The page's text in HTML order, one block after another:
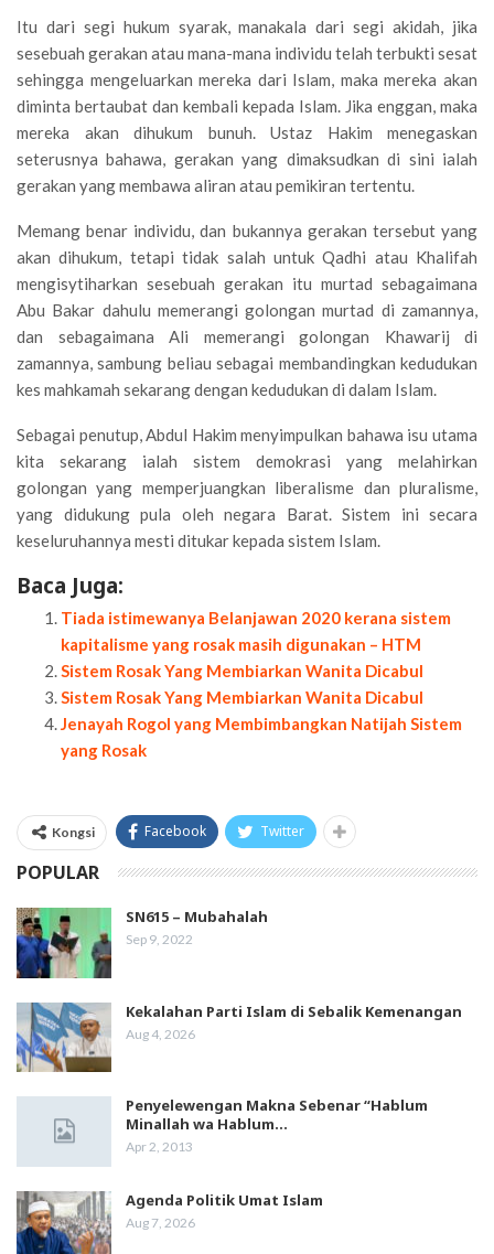
Itu dari segi hukum syarak, manakala dari segi akidah, jika
sesebuah gerakan atau mana-mana individu telah terbukti sesat
sehingga mengeluarkan mereka dari Islam, maka mereka akan
diminta bertaubat dan kembali kepada Islam. Jika enggan, maka
mereka akan dihukum bunuh. Ustaz Hakim menegaskan
seterusnya bahawa, gerakan yang dimaksudkan di sini ialah
gerakan yang membawa aliran atau pemikiran tertentu.
Memang benar individu, dan bukannya gerakan tersebut yang
akan dihukum, tetapi tidak salah untuk Qadhi atau Khalifah
mengisytiharkan sesebuah gerakan itu murtad sebagaimana
Abu Bakar dahulu memerangi golongan murtad di zamannya,
dan sebagaimana Ali memerangi golongan Khawarij di
zamannya, sambung beliau sebagai membandingkan kedudukan
kes mahkamah sekarang dengan kedudukan di dalam Islam.
Sebagai penutup, Abdul Hakim menyimpulkan bahawa isu utama
kita sekarang ialah sistem demokrasi yang melahirkan
golongan yang memperjuangkan liberalisme dan pluralisme,
yang didukung pula oleh negara Barat. Sistem ini secara
keseluruhannya mesti ditukar kepada sistem Islam.
Baca Juga:
Tiada istimewanya Belanjawan 2020 kerana sistem
kapitalisme yang rosak masih digunakan – HTM
Sistem Rosak Yang Membiarkan Wanita Dicabul
Sistem Rosak Yang Membiarkan Wanita Dicabul
Jenayah Rogol yang Membimbangkan Natijah Sistem
yang Rosak
Kongsi Facebook Twitter
POPULAR
SN615 – Mubahalah
Sep 9, 2022
Kekalahan Parti Islam di Sebalik Kemenangan
Aug 4, 2026
Penyelewengan Makna Sebenar “Hablum
Minallah wa Hablum…
Apr 2, 2013
Agenda Politik Umat Islam
Aug 7, 2026